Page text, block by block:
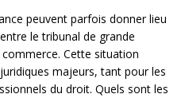
peuvent parfois donner lieu
le tribunal de grande
Cette situation
majeurs, tant pour les
du droit. Quels sont les